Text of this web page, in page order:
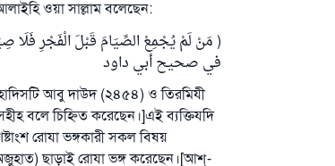
ওয়া সাল্লাম বলেছেন:
في صحيح أبي داود
আবু দাউদ (২৪৫৪) ও তিরমিযী
বলে চিহ্নিত করেছেন।]এই ব্যক্তিযদি
রোযা ভঙ্গকারী সকল বিষয়
ছাড়াই রোযা ভঙ্গ করেছেন।[আশ্‌-